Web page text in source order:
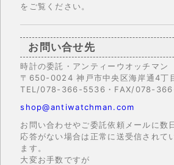
をご覧ください。
お問い合せ先
時計の委託・アンティーウオッチマン
〒650-0024 神戸市中央区海岸通4丁
TEL/078-366-5536・FAX/078-
shop@antiwatchman.com
お問い合わせやご委託依頼メールに数
応答がない場合は正常に送受信されて
ます。
大変お手数ですが